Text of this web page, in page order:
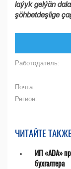
laýyk gelýän
şöhbetdeşlige
Работодатель:
Почта:
Регион:
ЧИТАЙТЕ
ИП «ADA»
бухгалтера